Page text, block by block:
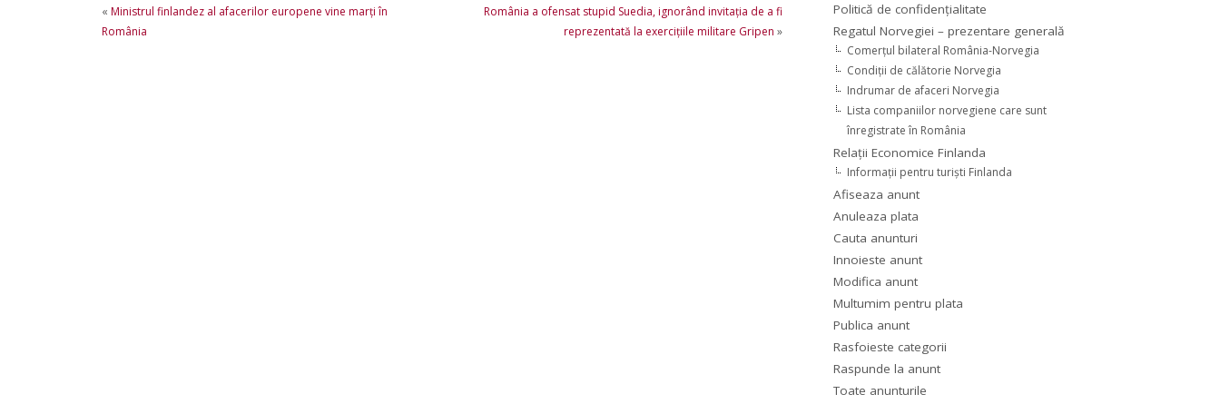
« Ministrul finlandez al afacerilor europene vine marţi în
România
România a ofensat stupid Suedia, ignorând invitaţia de a fi
reprezentată la exerciţiile militare Gripen »
Politică de confidențialitate
Regatul Norvegiei – prezentare generală
Comerţul bilateral România-Norvegia
Condiții de călătorie Norvegia
Indrumar de afaceri Norvegia
Lista companiilor norvegiene care sunt
înregistrate în România
Relaţii Economice Finlanda
Informaţii pentru turişti Finlanda
Afiseaza anunt
Anuleaza plata
Cauta anunturi
Innoieste anunt
Modifica anunt
Multumim pentru plata
Publica anunt
Rasfoieste categorii
Raspunde la anunt
Toate anunturile